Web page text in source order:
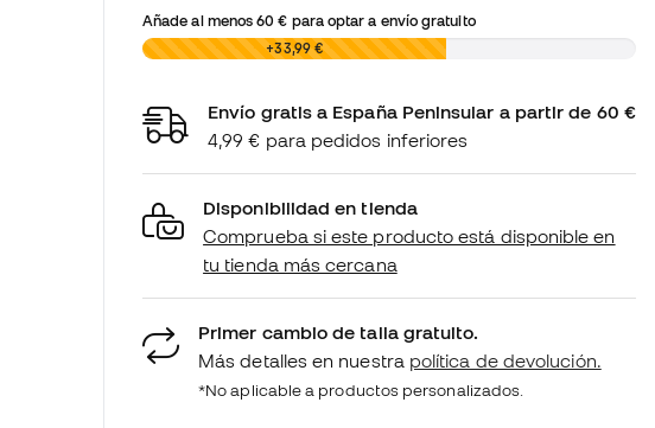
Añade al menos60 € para optar a envío gratuito
0,00 € +33,99 €
Envío gratis a España Peninsular a partir de 60 €
4,99 € para pedidos inferiores
Disponibilidad en tienda
Comprueba si este producto está disponible en
tu tienda más cercana
Primer cambio de talla gratuito.
Más detalles en nuestra política de devolución.
*No aplicable a productos personalizados.